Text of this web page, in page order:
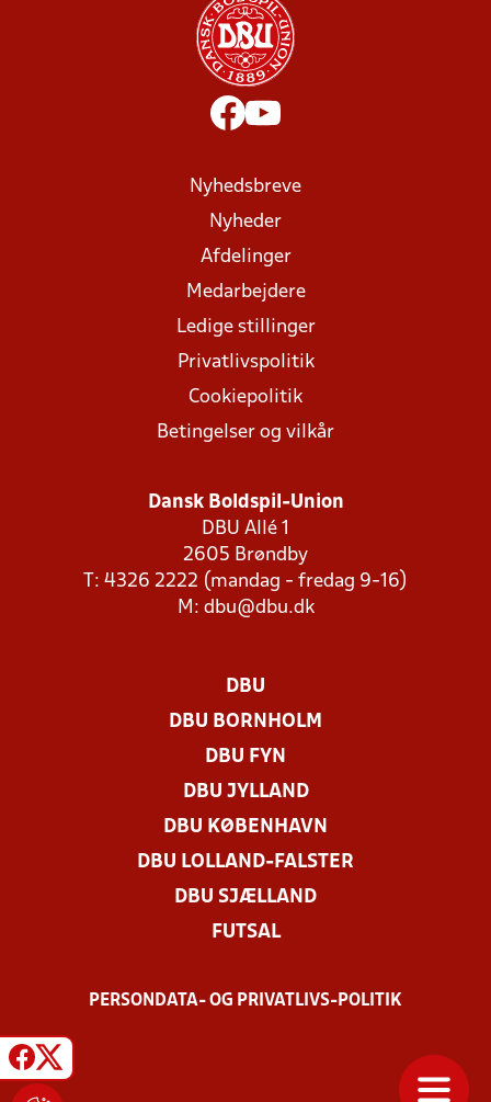
Nyhedsbreve
Nyheder
Afdelinger
Medarbejdere
Ledige stillinger
Privatlivspolitik
Cookiepolitik
Betingelser og vilkår
Dansk Boldspil-Union
DBU Allé 1
2605 Brøndby
T: 4326 2222 (mandag - fredag 9-16)
M: dbu@dbu.dk
DBU
DBU BORNHOLM
DBU FYN
DBU JYLLAND
DBU KØBENHAVN
DBU LOLLAND-FALSTER
DBU SJÆLLAND
FUTSAL
PERSONDATA- OG PRIVATLIVS-POLITIK